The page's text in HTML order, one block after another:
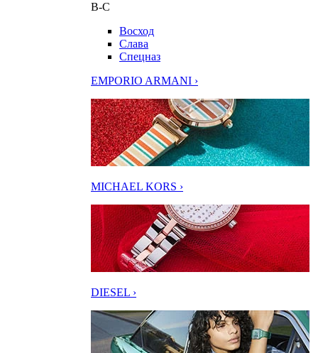
В-С
Восход
Слава
Спецназ
EMPORIO ARMANI ›
MICHAEL KORS ›
DIESEL ›